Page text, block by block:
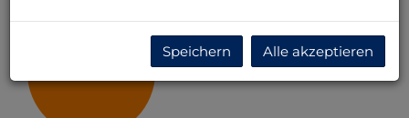
Speichern Alle akzeptieren